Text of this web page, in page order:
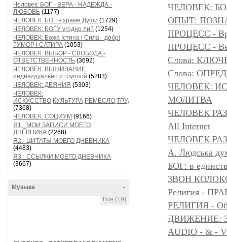
Человек: БОГ - ВЕРА - НАДЕЖДА -
ЛЮБОВЬ (1177)
ЧЕЛОВЕК: БОГ в храме Души (1729)
ЧЕЛОВЕК: БОГУ угодно ли? (1254)
ЧЕЛОВЕК: Божа Істина і Сила - добрі
ГУМОР і САТИРА (1053)
ЧЕЛОВЕК: ВЫБОР - СВОБОДА -
ОТВЕТСТВЕННОСТЬ (3692)
ЧЕЛОВЕК: ВЫЖИВАНИЕ
индивидуально и группой (5283)
ЧЕЛОВЕК: ДЕЯНИЯ (5303)
ЧЕЛОВЕК:
ИСКУССТВО,КУЛЬТУРА,РЕМЕСЛО,ТРУД
(7368)
ЧЕЛОВЕК: СОЦИУМ (9166)
Я1._МОИ ЗАПИСИ МОЕГО
ДНЕВНИКА (2268)
Я2._ЦИТАТЫ МОЕГО ДНЕВНИКА
(4483)
Я3._ССЫЛКИ МОЕГО ДНЕВНИКА
(3667)
-
Музыка
Все (19)
ЧЕЛОВЕК:
ОПЫТ:
ПРОЦЕСС -
ПРОЦЕСС -
Слова:
Слова:
ЧЕЛОВЕК:
МОЛИТВА
ЧЕЛОВЕК
All Internet
ЧЕЛОВЕК
A. Людська
БОГ: в
ЗВОН
Религия -
РЕЛИГИЯ -
ДВИЖЕНИЕ:
AUDIO - & -